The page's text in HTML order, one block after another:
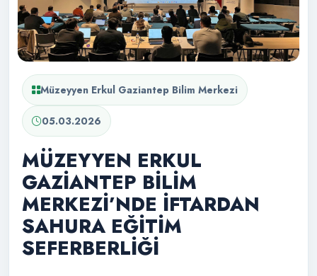
Müzeyyen Erkul Gaziantep Bilim Merkezi
05.03.2026
MÜZEYYEN ERKUL
GAZİANTEP BİLİM
MERKEZİ’NDE İFTARDAN
SAHURA EĞİTİM
SEFERBERLİĞİ